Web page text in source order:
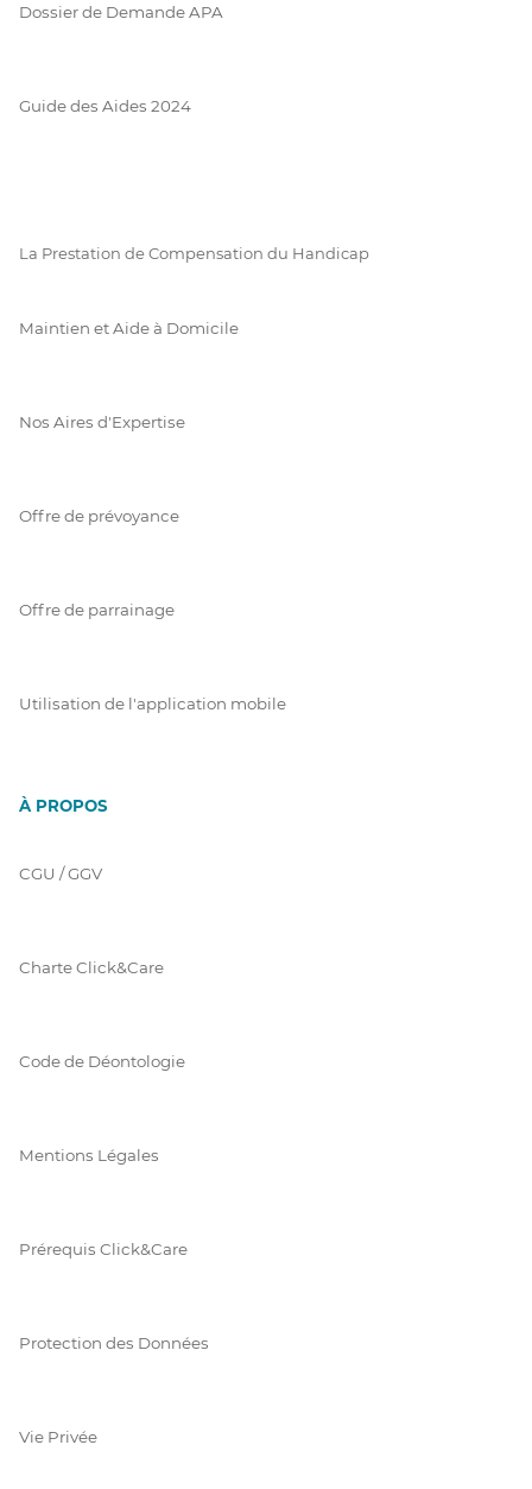
Dossier de Demande APA
Guide des Aides 2024
La Prestation de Compensation du Handicap
Maintien et Aide à Domicile
Nos Aires d'Expertise
Offre de prévoyance
Offre de parrainage
Utilisation de l'application mobile
À PROPOS
CGU / GGV
Charte Click&Care
Code de Déontologie
Mentions Légales
Prérequis Click&Care
Protection des Données
Vie Privée